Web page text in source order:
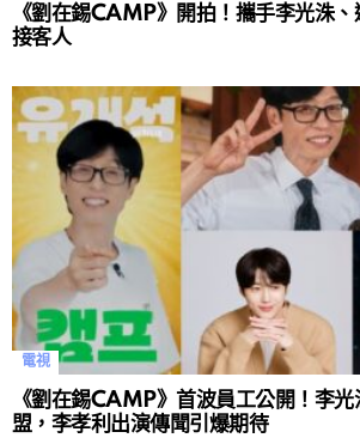
《劉在錫CAMP》開拍！攜手李光洙
接客人
電視
《劉在錫CAMP》首波員工公開！李
盟，李孝利出演傳聞引爆期待